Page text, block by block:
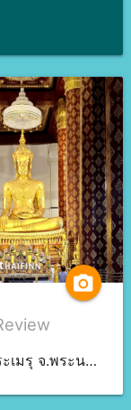
camera_alt
วัดหน้าพระเมรุ จ.พระนครศรีอยุธยา